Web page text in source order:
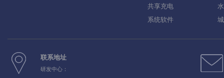
共享充电
系统软件
联系地址
研发中心：